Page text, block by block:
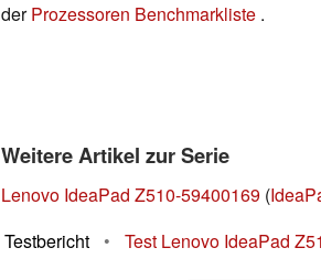
derProzessoren Benchmarkliste .
Weitere Artikel zur Serie
Lenovo IdeaPad Z510-59400169 (
Testbericht
• Test Lenovo IdeaPad